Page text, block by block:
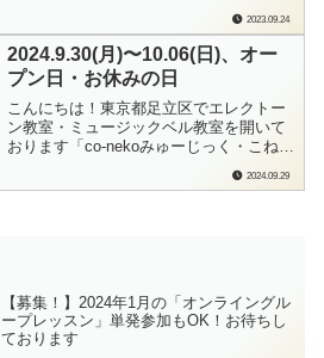
す。毎週日曜日に、来週の教室オープン
日、おやすみの日をお知らせしておりま
す。各ブログランキングに参加していま
す。もしよろしかったら…ポチっと...
2023.09.24
2024.9.30(月)〜10.06(日)、オー
プン日・お休みの日
こんにちは！東京都足立区でエレクトー
ン教室・ミュージックベル教室を開いて
おります「co-nekoみゅーじっく・こねこ
毎週日曜日に、来週の教室オープン日、
2024.09.29
【募集！】2024年1月の「オンライングル
ープレッスン」単発参加もOK！お待ちし
ております